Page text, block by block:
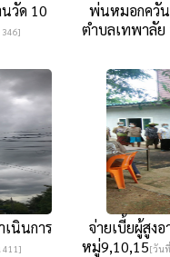
วัด 10
พ่นหมอกควัน
ตำบลเทพาลัย
เนินการ
จ่ายเบี้ยผู้สูง
หมู่9,10,15[วัน